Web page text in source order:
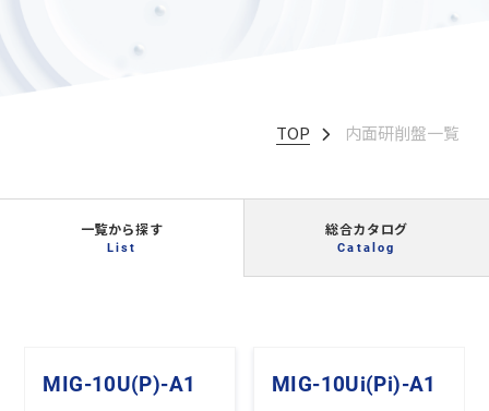
TOP 内面研削盤一覧
一覧から探す
List
総合カタログ
Catalog
MIG-10U(P)-A1 MIG-10Ui(Pi)-A1